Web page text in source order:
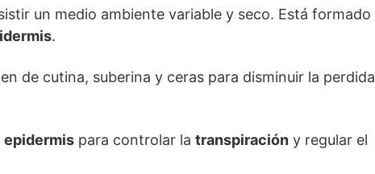
un medio ambiente variable y seco. Está formado
.
de cutina, suberina y ceras para disminuir la perdida
epidermis para controlar la transpiración y regular el